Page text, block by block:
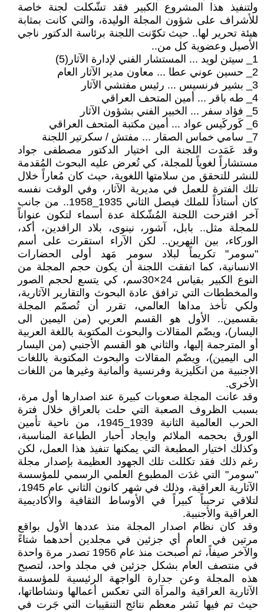
ولتنفيذ هذا المشروع الكبير فقد تشّكلت لجنة خاصة
للأشراف على شؤون المجلة الوليدة، والتي كانت بمثابة
هيئة تحرير لها.. حيث تكوّنت اللجنة برئاسة الدكتور ناجي
الأصيل وعضوية كل من..
1_ سيتن لويد ... المستشار الفني لإدارة الآثار(5)
2_ حسين عوني عطا ... معاون مدير الآثار العام
3_ بشير فرنسيس ... رئيس مفتشي الآثار
4_ طه باقر ... أمين المتحف العراقي
5_ فؤاد سفر ... الخبير الفني بشؤون الآثار
6_ كَوركَيس عواد ... أمين مكتبة المتحف العراقي
7_ سامي خماس الصقار ... مفتش / سكرتير اللجنة
وقد عَمَدت اللجنة الى اختيار الدكتور مصطفى جواد
مستشاراً لغوياً للمجلة، كي تُعرض عليه البحوث المُقدمة
للنشر للتحقق من سلامتها اللغوية، حيث كان مُعاراً خلال
تلك الفترة للعمل في مديرية الآثار، وفي الوقت نفسه
كان أستاذاً للملك فيصل الثاني 1935_1958.. من جانب
آخر اقترحت اللجنة المُشّكلة عدة أسماء لتكون عنواناً
للمجلة مثل.. بابل، آشور، نينوى، بلاد الرافدين، أكد،
الوركاء، بين النهرين.. لكن الآراء استقرت على أسم
"سومر" تكريماً لبلاد سومر مَهد أولى الحضارات
الانسانية، كما اتفقت اللجنة أن يكون حجم المجلة من
النوع الكبير بقياس 24×30سم، كي يتسع لحجم الصور
والمخططات التي ترافق عادة البحوث والتقارير الآثارية،
ولكي تأخذ مداها العالمي، تقرر أن تُصمّم المجلة
بقسمين.. الأول هو القسم العربي (من اليمين الى
اليسار)، ويضّم المقالات والبحوث المكتوبة باللغة العربية
أو المترجمة إليها، والثاني هو القسم الأجنبي (من اليسار
الى اليمين)، ويضّم المقالات والبحوث المكتوبة باللغات
الاجنبية من انكَليزية وفرنسية وألمانية وغيرها من اللغات
الأخرى.
وقد عانت المجلة صعوبات كبيرة عند اصدارها أول مرة،
بسبب الظروف الصعبة التي حلت بالعراق خلال فترة
الحرب العالمية الثانية 1939_1945، من ناحية تأمين
الورق بحجمه الملائم وايجاد أحبار الطباعة المناسبة،
وكذلك اختيار المطبعة التي يمكنها تنفيذ هذا العمل، لكن
رغم ذلك فقد تكللت تلك الجهود العظيمة بإصدار مجلة
"سومر" التي غدَت المطبوع العلمي الرسمي للمؤسسة
الآثارية العراقية، وذلك في شهر كانون الثاني عام 1945،
لتلاقي ترحيباً كبيراً في الأوساط الثقافية والأكاديمية
العراقية والأجنبية.
وقد كان نظام اصدار المجلة منذ عددها الأول بواقع
مرتين في العام أي جزئين في مجلدين أحدهما شتاءً
والآخر صيفاً، ثم أصبحت منذ عام 1956 تصدر مرة واحدة
في منتصف العام بشكل جزئين في مجلد واحد، لتصبح
هذه المجلة وعن جدارة الواجهة الرئيسية للمؤسسة
الآثارية العراقية والمرآة التي تعكس أعمالها ونشاطاتها،
حيث تم فيها نَشر معظم نتائج التنقيبات التي جَرت في